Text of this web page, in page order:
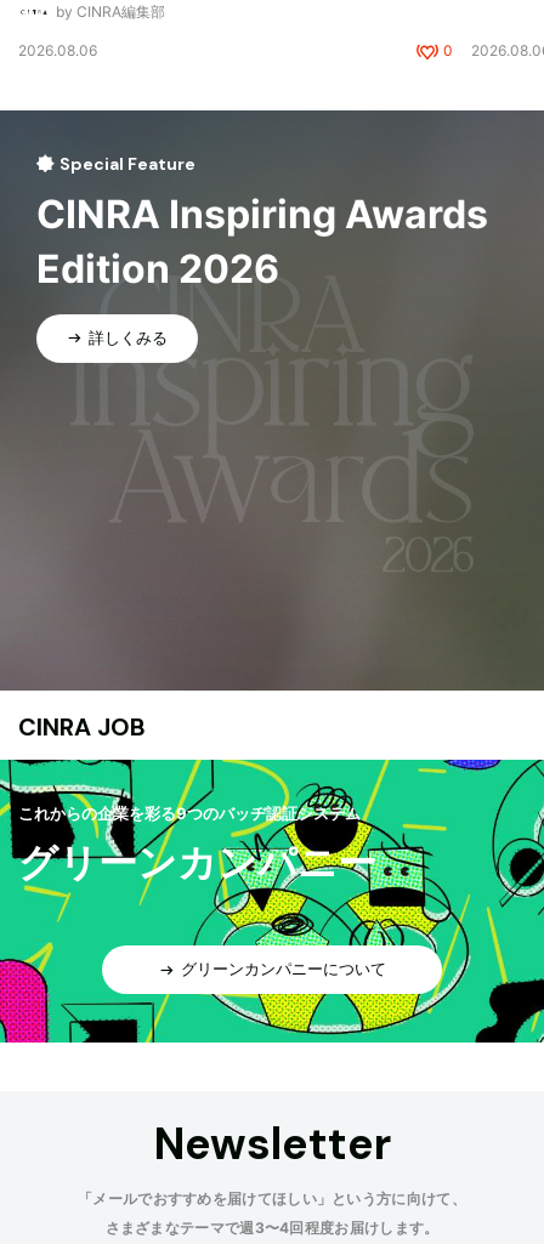
by CINRA編集部
2026.08.06 0
Special Feature
CINRA Inspiring Awards
Edition 2026
詳しくみる
CINRA JOB
これからの企業を彩る9つのバッヂ認証システム
グリーンカンパニー
グリーンカンパニーについて
Newsletter
「メールでおすすめを届けてほしい」という方に向けて、
さまざまなテーマで週3〜4回程度お届けします。